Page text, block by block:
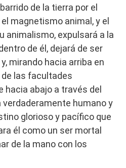
de la tierra por el
magnetismo animal, y el
animalismo, expulsará a la
de él, dejará de ser
mirando hacia arriba en
las facultades
hacia abajo a través del
verdaderamente humano y
glorioso y pacífico que
él como un ser mortal
de la mano con los